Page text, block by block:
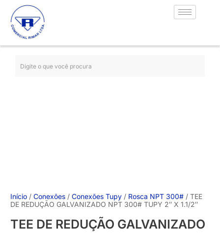
Início /Conexões /Conexões Tupy / Rosca NPT 300# / TEE
DE REDUÇÃO GALVANIZADO NPT 300# TUPY 2″ X 1.1/2″
TEE DE REDUÇÃO GALVANIZADO